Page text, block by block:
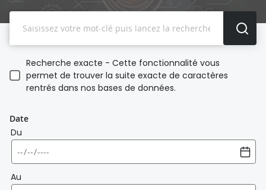
Recherche exacte - Cette fonctionnalité vous
permet de trouver la suite exacte de caractères
rentrés dans nos bases de données.
Date
Du
Au